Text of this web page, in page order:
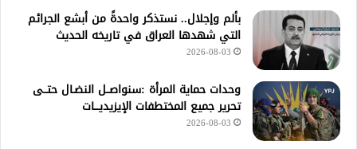
بألم وإجلال.. نستذكر واحدةً من أبشع الجرائم
التي شهدها العراق في تاريخه الحديث
2026-08-03
وحدات حماية المرأة :سنواصــل النضـال حتــى
تحرير جميع المختطفات الإيزيديـــات
2026-08-03